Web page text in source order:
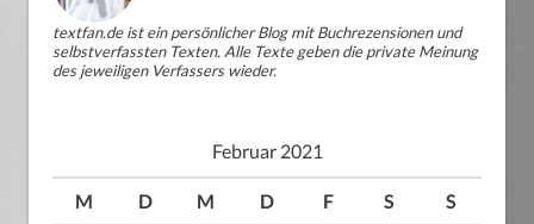
textfan.de ist ein persönlicher Blog mit Buchrezensionen und
selbstverfassten Texten. Alle Texte geben die private Meinung
des jeweiligen Verfassers wieder.
Februar 2021
M D M D F S S